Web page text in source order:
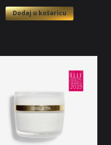
Dodaj u košaricu